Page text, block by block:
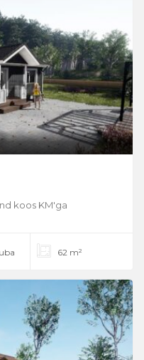
koos KM'ga
62 m²